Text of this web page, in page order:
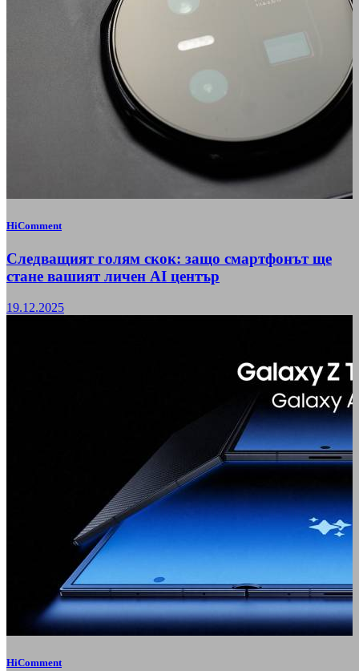
HiComment
Следващият голям скок: защо смартфонът ще
стане вашият личен AI център
19.12.2025
HiComment